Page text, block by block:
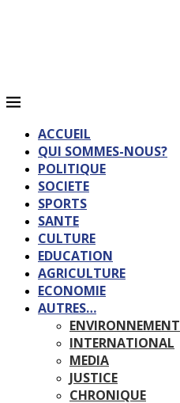
ACCUEIL
QUI SOMMES-NOUS?
POLITIQUE
SOCIETE
SPORTS
SANTE
CULTURE
EDUCATION
AGRICULTURE
ECONOMIE
AUTRES…
ENVIRONNEMENT
INTERNATIONAL
MEDIA
JUSTICE
CHRONIQUE